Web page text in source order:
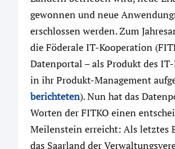
gewonnen und neue
erschlossen werden. Zum
die Föderale IT-Kooperation
Datenportal – als Produkt des
in ihr Produkt-Management
berichteten). Nun hat das
Worten der FITKO einen
Meilenstein erreicht: Als letztes
das Saarland der